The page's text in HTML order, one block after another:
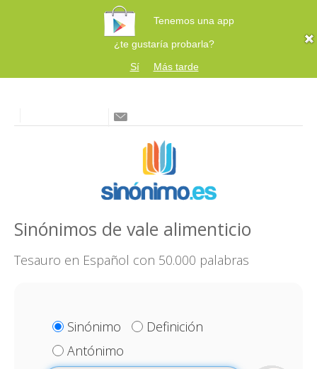
Tenemos una app
¿te gustaría probarla?
Sí
Más tarde
Sinónimos de vale alimenticio
Tesauro en Español con 50.000 palabras
Sinónimo
Definición
Antónimo